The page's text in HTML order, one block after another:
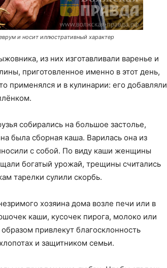
и носит иллюстративный характер
из них изготавливали варенье и
приготовленное именно в этот день,
применялся и в кулинарии: его добавляли
собирались на большое застолье,
была сборная каша. Варилась она из
с собой. По виду каши женщины
богатый урожай, трещины считались
тарелки сулили скорбь.
хозяина дома возле печи или в
каши, кусочек пирога, молоко или
привлекут благосклонность
и защитником семьи.